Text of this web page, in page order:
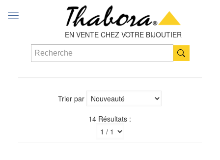
EN VENTE CHEZ VOTRE BIJOUTIER
Trier par
14 Résultats :